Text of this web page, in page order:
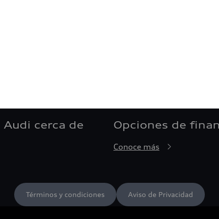
cerca de Opciones de
Conoce más
Términos y condiciones Aviso de Privacidad